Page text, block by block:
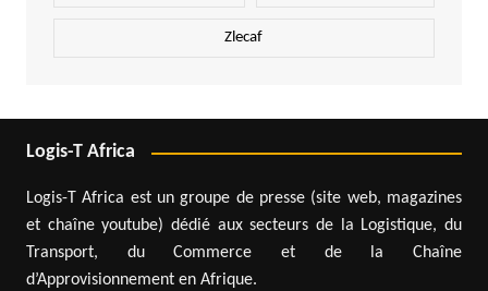
Zlecaf
Logis-T Africa
Logis-T Africa est un groupe de presse (site web, magazines
et chaîne youtube) dédié aux secteurs de la Logistique, du
Transport, du Commerce et de la Chaîne
d’Approvisionnement en Afrique.